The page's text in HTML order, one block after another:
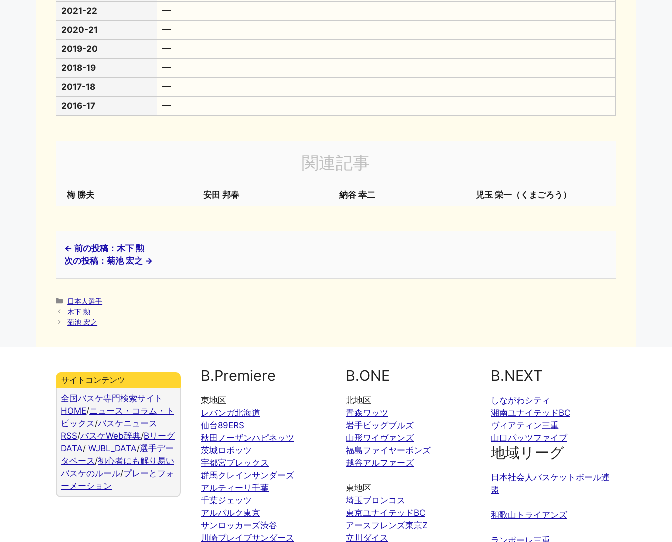
2021-22
━
2020-21
━
2019-20
━
2018-19
━
2017-18
━
2016-17
━
関連記事
梅 勝夫 安田 邦春 納谷 幸二 児玉 栄一（くまごろう）
← 前の投稿：木下 勲
次の投稿：菊池 宏之 →
カ
テ
ゴ
日本人選手
木下 勲
菊池 宏之
サイトコンテンツ
全国バスケ専門検索サイト
HOME/ニュース・コラム・ト
ピックス /バスケニュース
RSS/バスケWeb辞典/Bリーグ
DATA/ WJBL_DATA/選手デー
タベース /初心者にも解り易い
バスケのルール/プレーとフォ
ーメーション
B.Premiere
東地区
レバンガ北海道
仙台89ERS
秋田ノーザンハピネッツ
茨城ロボッツ
宇都宮ブレックス
群馬クレインサンダーズ
アルティーリ千葉
千葉ジェッツ
アルバルク東京
サンロッカーズ渋谷
川崎ブレイブサンダース
B.ONE
北地区
青森ワッツ
岩手ビッグブルズ
山形ワイヴァンズ
福島ファイヤーボンズ
越谷アルファーズ
東地区
埼玉ブロンコス
東京ユナイテッドBC
アースフレンズ東京Z
立川ダイス
B.NEXT
しながわシティ
湘南ユナイテッドBC
ヴィアティン三重
山口パッツファイブ
地域リーグ
日本社会人バスケットボール連
盟
和歌山トライアンズ